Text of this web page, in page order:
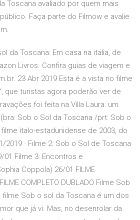
Toscana avaliado por quem mais
Faça parte do Filmow e avalie
da Toscana: Em casa na itália, de
Livros. Confira guias de viagem e
23 Abr 2019 Esta é a vista no filme
que turistas agora poderão ver de
foi feita na Villa Laura: um
Sob o Sol da Toscana /prt: Sob o
ítalo-estadunidense de 2003, do
· Filme 2: Sob o Sol de Toscana
01 Filme 3: Encontros e
Coppola) 26/01 FILME
COMPLETO DUBLADO Filme Sob
filme Sob o sol da Toscana é um dos
que já vi. Mas, no desenrolar da